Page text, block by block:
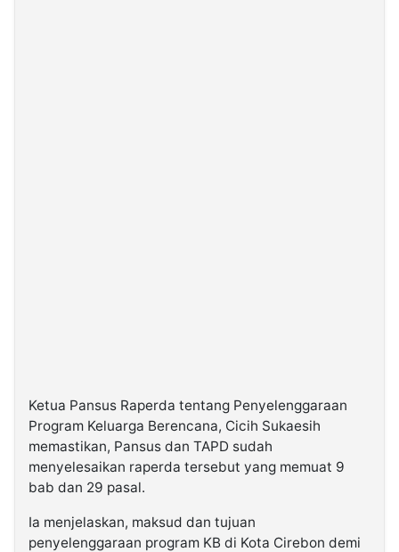
Ketua Pansus Raperda tentang Penyelenggaraan
Program Keluarga Berencana, Cicih Sukaesih
memastikan, Pansus dan TAPD sudah
menyelesaikan raperda tersebut yang memuat 9
bab dan 29 pasal.
Ia menjelaskan, maksud dan tujuan
penyelenggaraan program KB di Kota Cirebon demi